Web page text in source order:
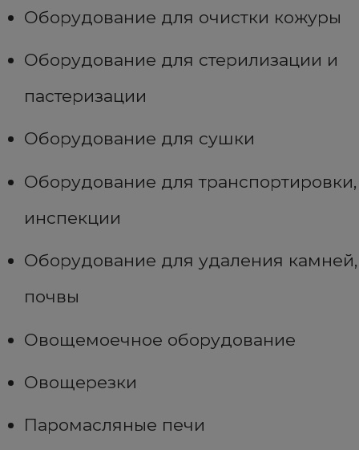
Оборудование для очистки кожуры
Оборудование для стерилизации и
пастеризации
Оборудование для сушки
Оборудование для транспортировки,
инспекции
Оборудование для удаления камней,
почвы
Овощемоечное оборудование
Овощерезки
Паромасляные печи